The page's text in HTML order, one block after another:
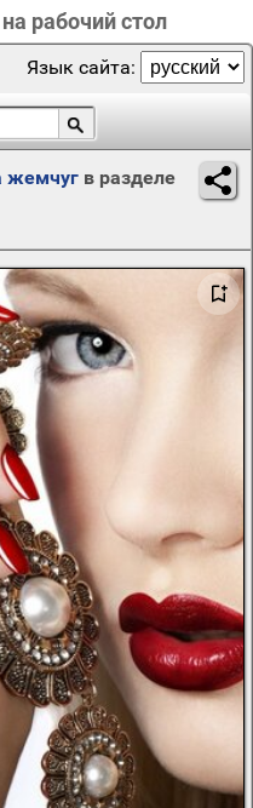
рабочий стол
Язык сайта:
жемчуг в разделе